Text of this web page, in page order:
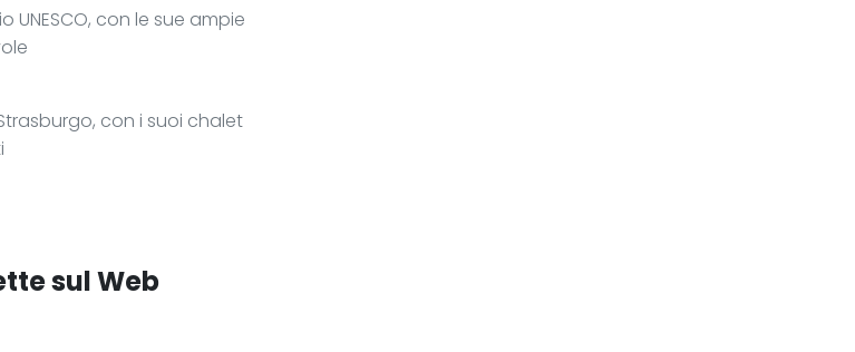
con le sue ampie
con i suoi chalet
sul Web